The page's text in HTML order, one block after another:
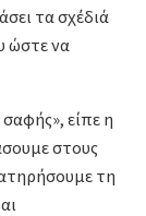
τα σχέδιά
ώστε να
είπε η
στους
τη